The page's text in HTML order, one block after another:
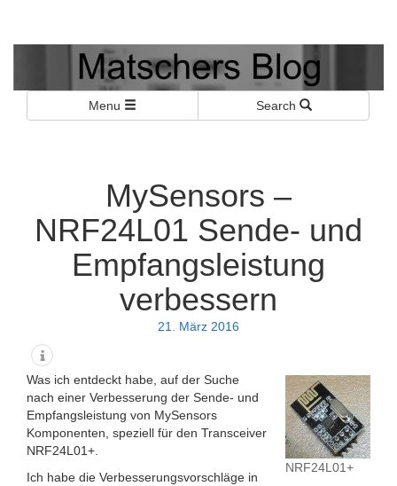
Matschers Blog
Menu Search
MySensors –
NRF24L01 Sende- und
Empfangsleistung
verbessern
21. März 2016
NRF24L01+
Was ich entdeckt habe, auf der Suche
nach einer Verbesserung der Sende- und
Empfangsleistung von MySensors
Komponenten, speziell für den Transceiver
NRF24L01+.
Ich habe die Verbesserungsvorschläge in